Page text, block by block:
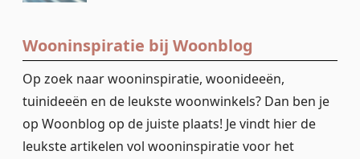
Wooninspiratie bij Woonblog
Op zoek naar wooninspiratie, woonideeën,
tuinideeën en de leukste woonwinkels? Dan ben je
op Woonblog op de juiste plaats! Je vindt hier de
leukste artikelen vol wooninspiratie voor het